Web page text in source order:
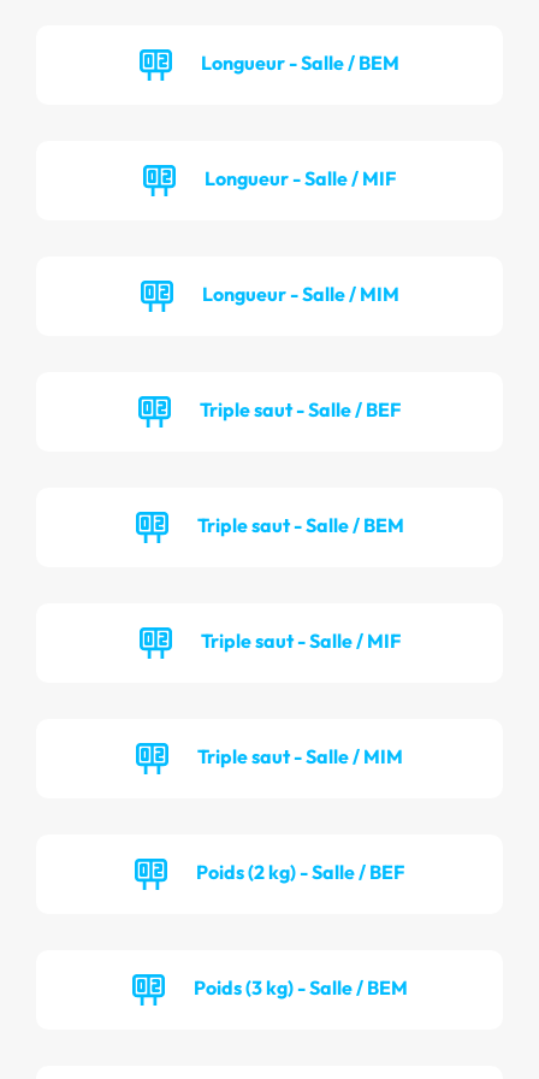
Longueur - Salle / BEM
Longueur - Salle / MIF
Longueur - Salle / MIM
Triple saut - Salle / BEF
Triple saut - Salle / BEM
Triple saut - Salle / MIF
Triple saut - Salle / MIM
Poids (2 kg) - Salle / BEF
Poids (3 kg) - Salle / BEM